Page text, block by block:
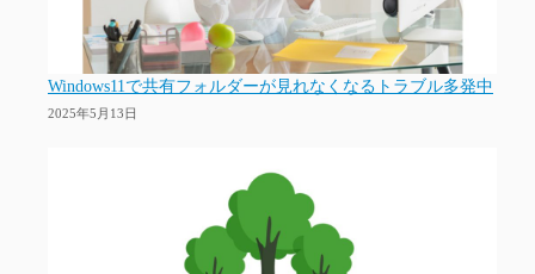
Windows11で共有フォルダーが見れなくなるトラブル多発中
2025年5月13日